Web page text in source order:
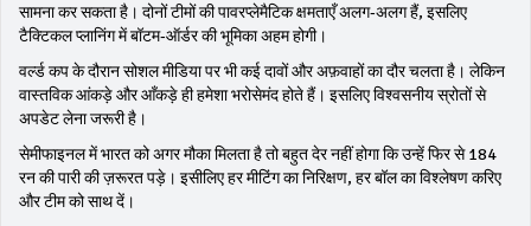
सामना कर सकता है। दोनों टीमों की पावरप्लेमैटिक क्षमताएँ अलग‑अलग हैं, इसलिए
टैक्टिकल प्लानिंग में बॉटम‑ऑर्डर की भूमिका अहम होगी।
वर्ल्ड कप के दौरान सोशल मीडिया पर भी कई दावों और अफ़वाहों का दौर चलता है। लेकिन
वास्तविक आंकड़े और आँकड़े ही हमेशा भरोसेमंद होते हैं। इसलिए विश्वसनीय स्रोतों से
अपडेट लेना जरूरी है।
सेमीफाइनल में भारत को अगर मौका मिलता है तो बहुत देर नहीं होगा कि उन्हें फिर से 184
रन की पारी की ज़रूरत पड़े। इसीलिए हर मीटिंग का निरिक्षण, हर बॉल का विश्लेषण करिए
और टीम को साथ दें।